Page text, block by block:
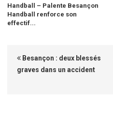
Handball – Palente Besançon
Handball renforce son
effectif...
Besançon : deux blessés
graves dans un accident